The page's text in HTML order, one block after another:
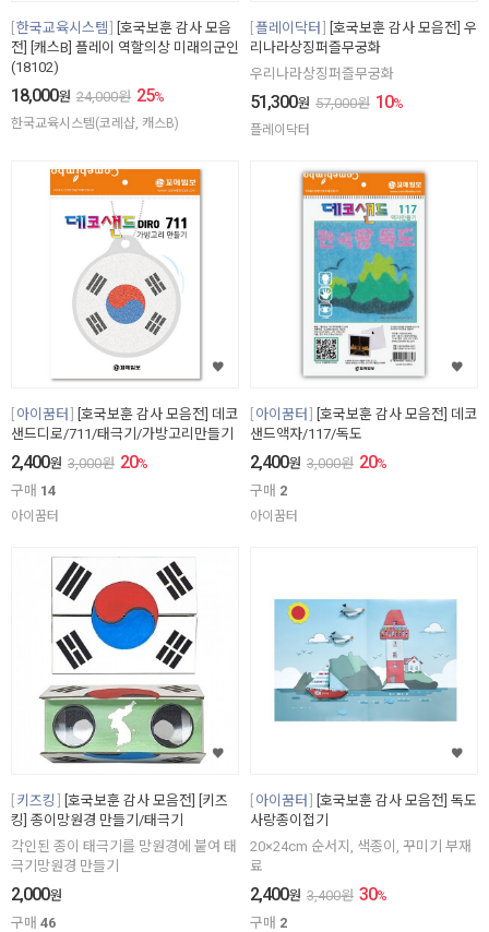
한국교육시스템
[호국보훈 감사 모음
전] [캐스B] 플레이 역할의상 미래의군인
(18102)
18,000원 24,000원 25%
한국교육시스템(코레샵, 캐스B)
플레이닥터
[호국보훈 감사 모음전] 우
리나라상징퍼즐무궁화
우리나라상징퍼즐무궁화
51,300원 57,000원 10%
플레이닥터
아이꿈터
[호국보훈 감사 모음전] 데코
샌드디로/711/태극기/가방고리만들기
2,400원 3,000원 20%
구매 14
아이꿈터
아이꿈터
[호국보훈 감사 모음전] 데코
샌드액자/117/독도
2,400원 3,000원 20%
구매 2
아이꿈터
키즈킹
[호국보훈 감사 모음전] [키즈
킹] 종이망원경 만들기/태극기
각인된 종이 태극기를 망원경에 붙여 태
극기망원경 만들기
2,000원
구매 46
아이꿈터
[호국보훈 감사 모음전] 독도
사랑종이접기
20×24cm 순서지, 색종이, 꾸미기 부재
료
2,400원 3,400원 30%
구매 2